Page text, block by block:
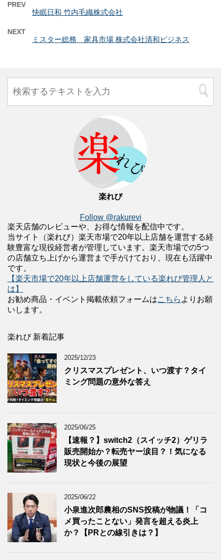
PREV
快眠日和 竹内毛織株式会社
NEXT
ミスター総務 家具市場 株式会社清和ビジネス
楽れび
Follow @rakurevi
楽天店舗のレビューや、お得な情報を配信中です。
当サイト（楽れび）楽天市場で20年以上店舗を運営する経
験豊富な現役経営者が管理しています。楽天市場での5つ
の店舗立ち上げから運営まで手がけており、現在も活躍中
です。
【楽天市場で20年以上店舗運営をしている楽れび管理人と
は】
お勧め商品・イベント掲載依頼フォームはこちら よりお願
いします。
楽れび 新着記事
2025/12/23
クリスマスプレゼント、いつ渡す？タイ
ミング問題の意外な答え
2025/06/25
【速報？】switch2（スイッチ2）ゲリラ
販売開始か？転売ヤー涙目？！気になる
現状と今後の展望
2025/06/22
小泉進次郎農相のSNS投稿が物議！「コ
メ買ったことない」発言を超える炎上
か？【PRとの線引きは？】